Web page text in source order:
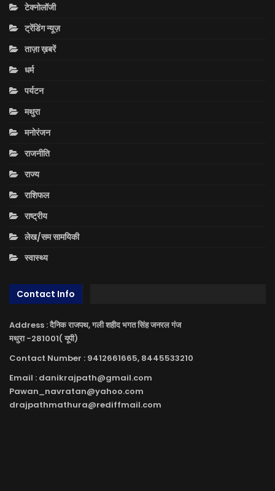
टेक्नोलॉजी
ट्रेंडिंग न्यूज़
ताज़ा ख़बरें
धर्म
पर्यटन
मथुरा
मनोरंजन
राजनीति
राज्य
राशिफल
राष्ट्रीय
लेख/सम सामयिकी
स्वास्थ्य
Contact Info
Address : दैनिक राजपथ, गली शहीद भगत सिंह जनरल गंज
मथुरा -281001( यूपी)
Contact Number : 9412661665, 8445533210
Email : danikrajpath@gmail.com
Pawan_navratan@yahoo.com
drajpathmathura@rediffmail.com